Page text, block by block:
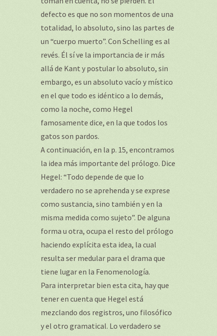
defecto es que no son momentos de una
totalidad, lo absoluto, sino las partes de
un “cuerpo muerto”. Con Schelling es al
revés. Él sí ve la importancia de ir más
allá de Kant y postular lo absoluto, sin
embargo, es un absoluto vacío y místico
en el que todo es idéntico a lo demás,
como la noche, como Hegel
famosamente dice, en la que todos los
gatos son pardos.
A continuación, en la p. 15, encontramos
la idea más importante del prólogo. Dice
Hegel: “Todo depende de que lo
verdadero no se aprehenda y se exprese
como sustancia, sino también y en la
misma medida como sujeto”. De alguna
forma u otra, ocupa el resto del prólogo
haciendo explícita esta idea, la cual
resulta ser medular para el drama que
tiene lugar en la Fenomenología.
Para interpretar bien esta cita, hay que
tener en cuenta que Hegel está
mezclando dos registros, uno filosófico
y el otro gramatical. Lo verdadero se